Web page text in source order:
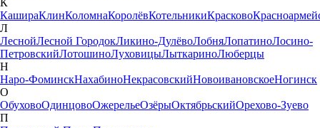
КашираКлинКоломнаКоролёвКотельникиКрасково
Л
ЛеснойЛесной ГородокЛикино-ДулёвоЛобняЛопатиноЛосино-
ПетровскийЛотошиноЛуховицыЛыткариноЛюберцы
Н
Наро-ФоминскНахабиноНекрасовскийНовоивановскоеНогинск
О
ОбуховоОдинцовоОжерельеОзёрыОктябрьскийОрехово-Зуево
П